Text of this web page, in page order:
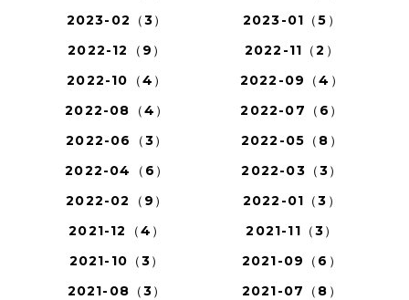
2023-02（3）
2023-01（5）
2022-12（9）
2022-11（2）
2022-10（4）
2022-09（4）
2022-08（4）
2022-07（6）
2022-06（3）
2022-05（8）
2022-04（6）
2022-03（3）
2022-02（9）
2022-01（3）
2021-12（4）
2021-11（3）
2021-10（3）
2021-09（6）
2021-08（3）
2021-07（8）